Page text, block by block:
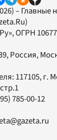
– Главные
, ОГРН
Россия,
117105, г.
785-00-12